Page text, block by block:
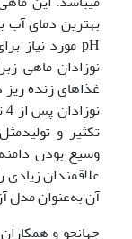
نوزادان ماهی
غذاهای زنده
تکثیر و
وسیع بودن
علاقمندان
آن به‌عنوان مدل